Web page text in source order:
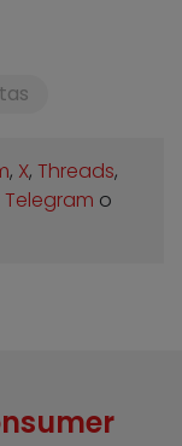
, X, Threads,
Telegram o